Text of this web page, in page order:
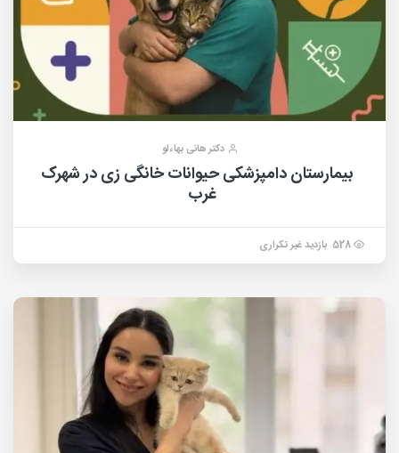
دکتر هانی بهاءلو
بیمارستان دامپزشکی حیوانات خانگی زی در شهرک
غرب
528 بازدید غیر تکراری